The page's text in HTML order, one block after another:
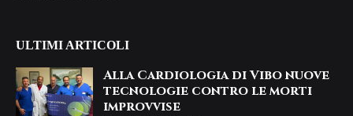
ULTIMI ARTICOLI
Alla Cardiologia di Vibo nuove
tecnologie contro le morti
improvvise